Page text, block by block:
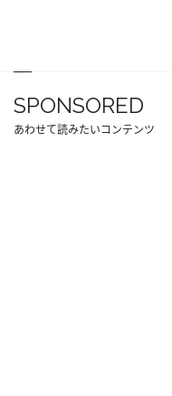
SPONSORED
あわせて読みたいコンテンツ